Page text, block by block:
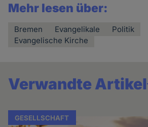
Mehr lesen über:
Bremen Evangelikale
Politik
Evangelische Kirche
Verwandte Artikel
GESELLSCHAFT